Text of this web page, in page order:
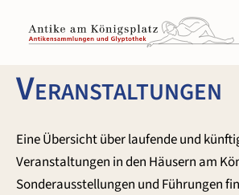
Inhalt
springen
Veranstaltungen
Eine Übersicht über laufende und
Veranstaltungen in den Häusern am
Sonderausstellungen und Führungen